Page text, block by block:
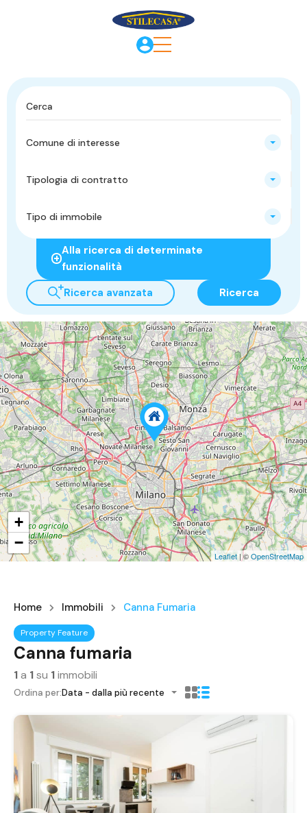
Comune di interesse
Tipologia di contratto
Tipo di immobile
Alla ricerca di determinate
funzionalità
Ricerca avanzata
Ricerca
+
−
Leaflet| ©OpenStreetMap
Home Immobili Canna Fumaria
Property Feature
Canna fumaria
1a 1su 1immobili
Ordina per:Data - dalla più recente